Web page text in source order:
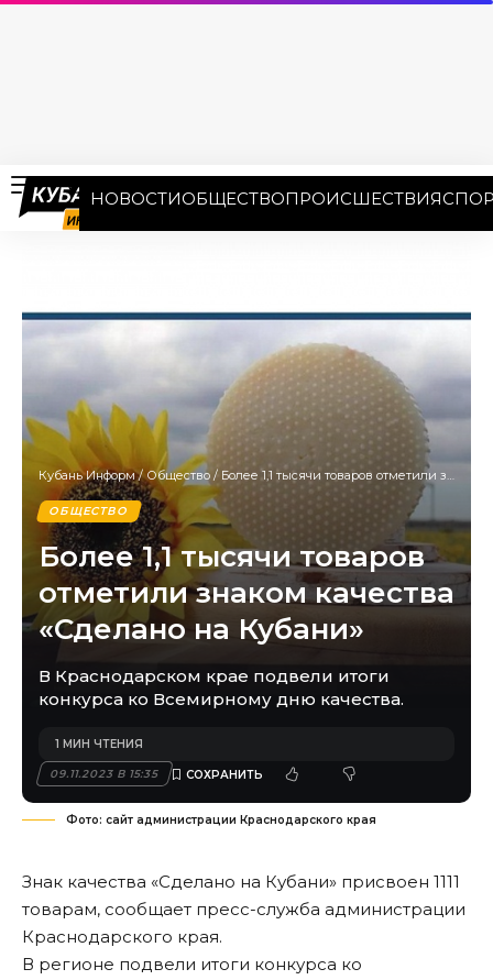
НОВОСТИОБЩЕСТВОПРОИСШЕСТВИЯ
Кубань Информ/Общество / Более 1,1 тысячи товаров отметили знаком качества «Сделано на Кубани»
ОБЩЕСТВО
Более 1,1 тысячи товаров
отметили знаком качества
«Сделано на Кубани»
В Краснодарском крае подвели итоги
конкурса ко Всемирному дню качества.
09.11.2023 В 15:35
1 МИН ЧТЕНИЯ
Фото: сайт администрации Краснодарского края
Знак качества «Сделано на Кубани» присвоен 1111
товарам, сообщает пресс-служба администрации
Краснодарского края.
В регионе подвели итоги конкурса ко